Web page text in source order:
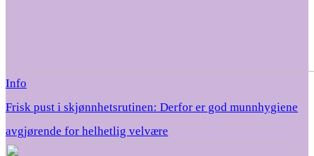
Info
Frisk pust i skjønnhetsrutinen: Derfor er god munnhygiene
avgjørende for helhetlig velvære